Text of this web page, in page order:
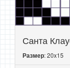
Санта
Размер: 20x15